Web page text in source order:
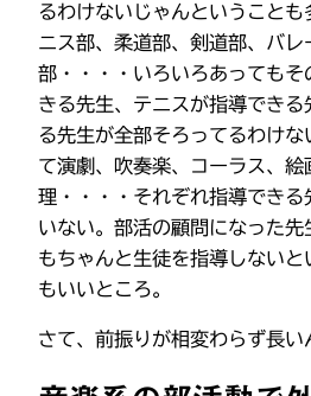
るわけないじゃんということ
ニス部、柔道部、剣道部、バレ
部・・・・いろいろあっても
きる先生、テニスが指導でき
る先生が全部そろってるわけな
て演劇、吹奏楽、コーラス、絵
理・・・・それぞれ指導できる
いない。部活の顧問になった
もちゃんと生徒を指導しないと
もいいところ。
さて、前振りが相変わらず長い